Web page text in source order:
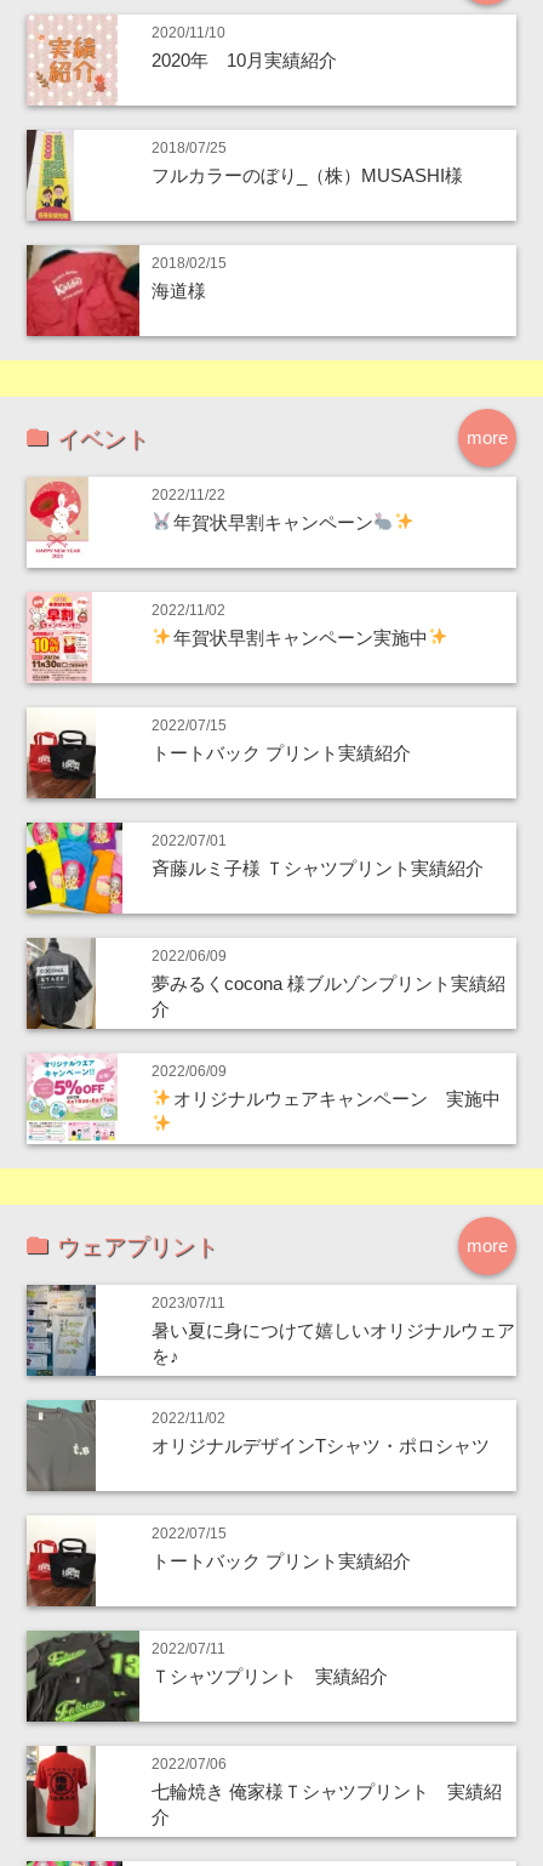
2020/11/10
2020年 10月実績紹介
2018/07/25
フルカラーのぼり_（株）MUSASHI様
2018/02/15
海道様
more
イベント
2022/11/22
年賀状早割キャンペーン
2022/11/02
年賀状早割キャンペーン実施中
2022/07/15
トートバック プリント実績紹介
2022/07/01
斉藤ルミ子様 Ｔシャツプリント実績紹介
2022/06/09
夢みるくcocona 様ブルゾンプリント実績紹
介
2022/06/09
オリジナルウェアキャンペーン 実施中
more
ウェアプリント
2023/07/11
暑い夏に身につけて嬉しいオリジナルウェア
を♪
2022/11/02
オリジナルデザインTシャツ・ポロシャツ
2022/07/15
トートバック プリント実績紹介
2022/07/11
Ｔシャツプリント 実績紹介
2022/07/06
七輪焼き 俺家様Ｔシャツプリント 実績紹
介